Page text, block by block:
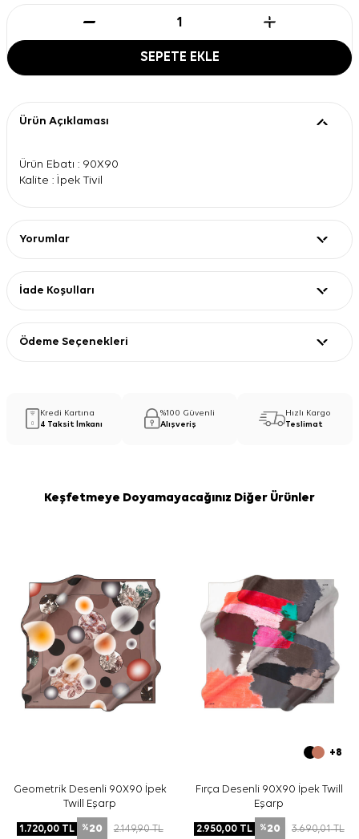
SEPETE EKLE
Ürün Açıklaması
Ürün Ebatı : 90X90
Kalite : İpek Tivil
Yorumlar
İade Koşulları
Ödeme Seçenekleri
Kredi Kartına
4 Taksit İmkanı
%100 Güvenli
Alışveriş
Hızlı Kargo
Teslimat
Keşfetmeye Doyamayacağınız Diğer Ürünler
Geometrik Desenli 90X90 İpek
Twill Eşarp
1.720,00TL %20 2.149,90TL
+8
Fırça Desenli 90X90 İpek Twill
Eşarp
2.950,00TL %20 3.690,01TL